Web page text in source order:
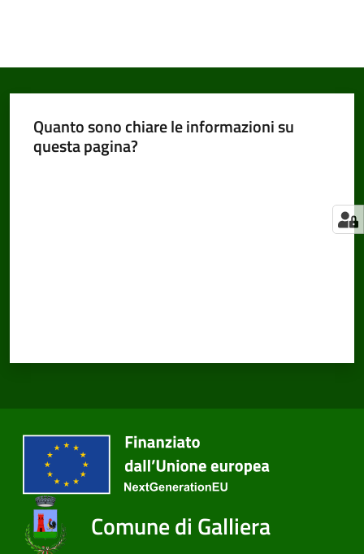
Quanto sono chiare le informazioni su
questa pagina?
Comune di Galliera